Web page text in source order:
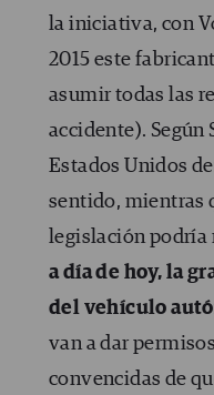
la iniciativa, con
2015 este
asumir todas las
accidente). Según
Estados Unidos
sentido, mientras
legislación podría
a día de hoy, la
del vehículo
van a dar
convencidas de